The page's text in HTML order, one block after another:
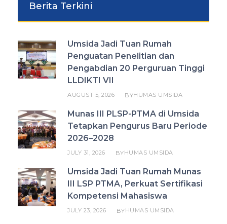
Berita Terkini
Umsida Jadi Tuan Rumah
Penguatan Penelitian dan
Pengabdian 20 Perguruan Tinggi
LLDIKTI VII
AUGUST 5, 2026 BYHUMAS UMSIDA
Munas III PLSP-PTMA di Umsida
Tetapkan Pengurus Baru Periode
2026–2028
JULY 31, 2026 BYHUMAS UMSIDA
Umsida Jadi Tuan Rumah Munas
III LSP PTMA, Perkuat Sertifikasi
Kompetensi Mahasiswa
JULY 23, 2026 BYHUMAS UMSIDA